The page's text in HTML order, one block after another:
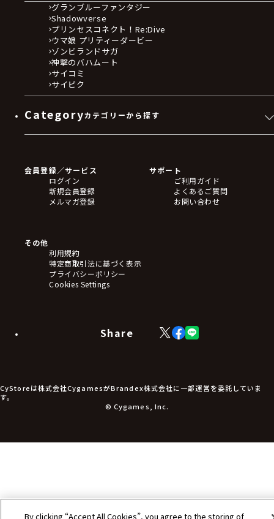
グランブルーファンタジー
Shadowverse
プリンセスコネクト！Re:Dive
ウマ娘 プリティーダービー
ゾンビランドサガ
神撃のバハムート
サイコミ
サイピク
Categoryカテゴリーから探す
フィギュア
アクリルスタンド
バッジ
キーホルダー・ストラップ
ステッカー・シール・カード
タペストリー・ポスター
アームサポーター
ブレードホルダー
食品・飲料品
アパレル小物
アクセサリー
会員登録／サービス
ログイン
新規会員登録
メルマガ登録
サポート
ご利用ガイド
よくあるご質問
お問い合わせ
その他
利用規約
特定商取引法に基づく表示
プライバシーポリシー
Cookies Settings
Share
X
(Twitter)
Facebook
LINE
CyStoreは株式会社CygamesがBrandex株式会社に一部運営を委託していま
す。
© Cygames, Inc.
By clicking “Accept All Cookies”, you agree to the storing of